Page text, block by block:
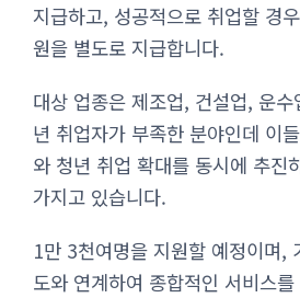
지급하고, 성공적으로 취업할 경
원을 별도로 지급합니다.
대상 업종은 제조업, 건설업, 운
년 취업자가 부족한 분야인데 이
와 청년 취업 확대를 동시에 추진
가지고 있습니다.
1만 3천여명을 지원할 예정이며,
도와 연계하여 종합적인 서비스